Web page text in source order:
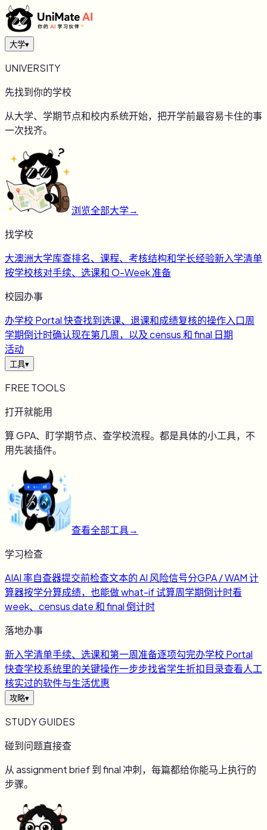
大学▾
UNIVERSITY
先找到你的学校
从大学、学期节点和校内系统开始，把开学前最容易卡住的事
一次找齐。
浏览全部大学→
找学校
大澳洲大学库查排名、课程、考核结构和学长经验新入学清单
按学校核对手续、选课和 O-Week 准备
校园办事
办学校 Portal 快查找到选课、退课和成绩复核的操作入口周
学期倒计时确认现在第几周，以及 census 和 final 日期
活动
工具▾
FREE TOOLS
打开就能用
算 GPA、盯学期节点、查学校流程。都是具体的小工具，不
用先装插件。
查看全部工具→
学习检查
AIAI 率自查器提交前检查文本的 AI 风险信号分GPA / WAM 计
算器按学分算成绩，也能做 what-if 试算周学期倒计时看
week、census date 和 final 倒计时
落地办事
新入学清单手续、选课和第一周准备逐项勾完办学校 Portal
快查学校系统里的关键操作一步步找省学生折扣目录查看人工
核实过的软件与生活优惠
攻略▾
STUDY GUIDES
碰到问题直接查
从 assignment brief 到 final 冲刺，每篇都给你能马上执行的
步骤。